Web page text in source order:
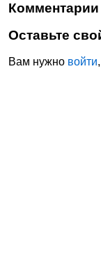
Комментарии
Оставьте
Вам нужно войти